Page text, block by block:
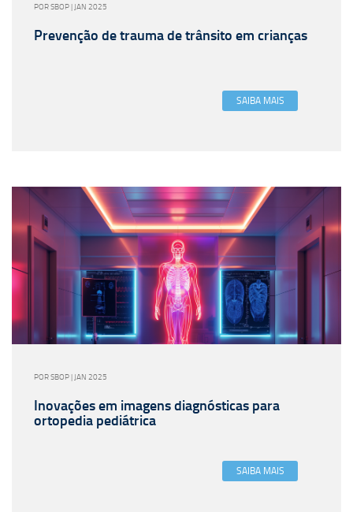
POR SBOP | JAN 2025
Prevenção de trauma de trânsito em crianças
SAIBA MAIS
POR SBOP | JAN 2025
Inovações em imagens diagnósticas para
ortopedia pediátrica
SAIBA MAIS